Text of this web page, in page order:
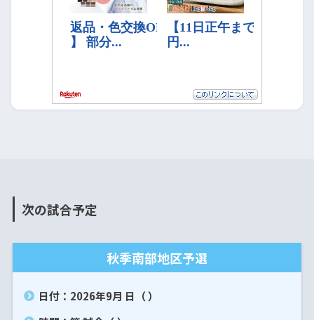
次の試合予定
秋季南部地区予選
日付：2026年9月 日（ ）